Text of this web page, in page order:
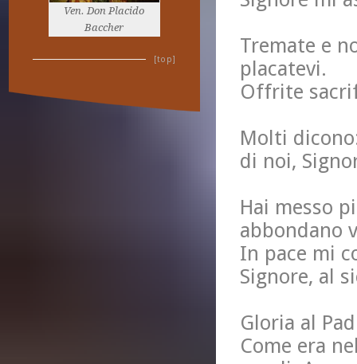
Ven. Don Placido
Baccher
[top]
Tremate e
placatevi.
Offrite
Molti
di noi,
Hai messo
abbondano
In pace mi
Signore, al
Gloria al
Come era